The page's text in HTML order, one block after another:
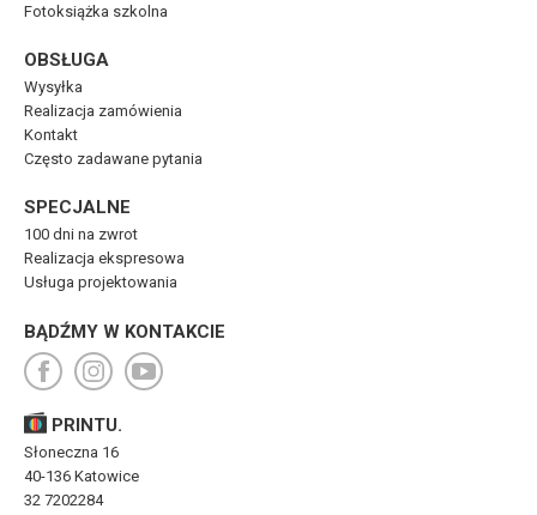
PRINTU.
Słoneczna 16
40-136 Katowice
32 7202284
Fotoksiążka szkolna
OBSŁUGA
Wysyłka
Realizacja zamówienia
Kontakt
Często zadawane pytania
SPECJALNE
100 dni na zwrot
Realizacja ekspresowa
Usługa projektowania
BĄDŹMY W KONTAKCIE